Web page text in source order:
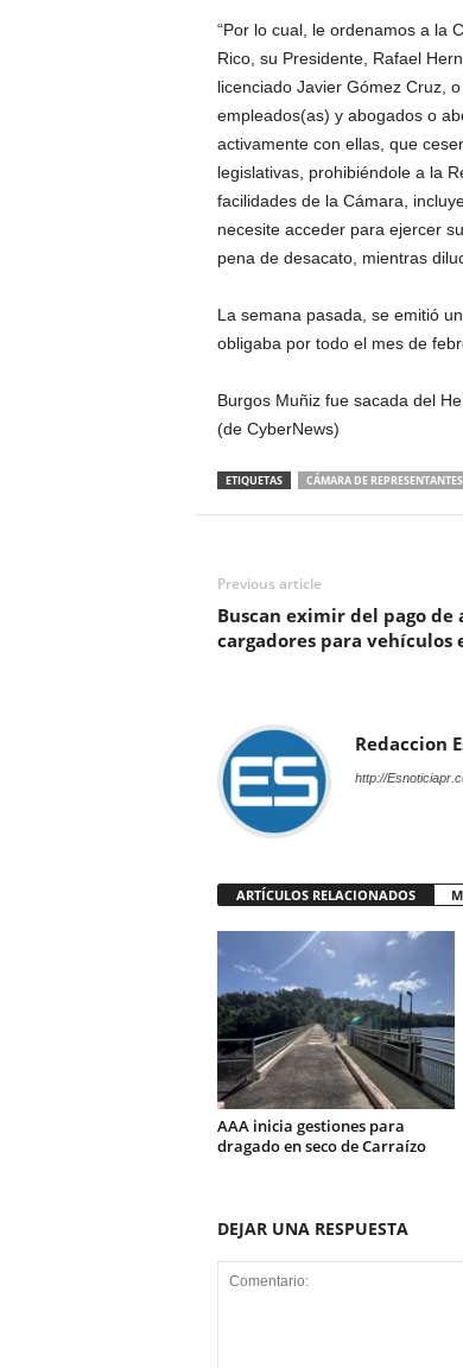
“Por lo cual, le ordenamos a la
Rico, su Presidente, Rafael
licenciado Javier Gómez Cruz,
empleados(as) y abogados o
activamente con ellas, que
legislativas, prohibiéndole a la
facilidades de la Cámara,
necesite acceder para ejercer
pena de desacato, mientras
La semana pasada, se emitió
obligaba por todo el mes de
Burgos Muñiz fue sacada del
(de CyberNews)
ETIQUETAS CÁMARA DE REPRESENTANTES
Previous article
Buscan eximir del pago de
cargadores para vehículos
Redaccion
http://
ARTÍCULOS RELACIONADOS
AAA inicia gestiones para
dragado en seco de Carraízo
DEJAR UNA RESPUESTA